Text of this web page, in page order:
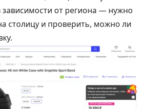
зависимости от региона — нужно
столицу и проверить, можно ли